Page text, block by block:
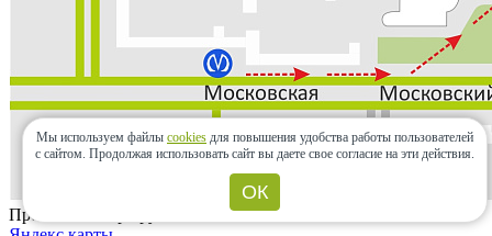
Проложить маршрут
Мы используем файлы cookies для повышения удобства работы пользователей
с сайтом. Продолжая использовать сайт вы даете свое согласие на эти действия.
ОК